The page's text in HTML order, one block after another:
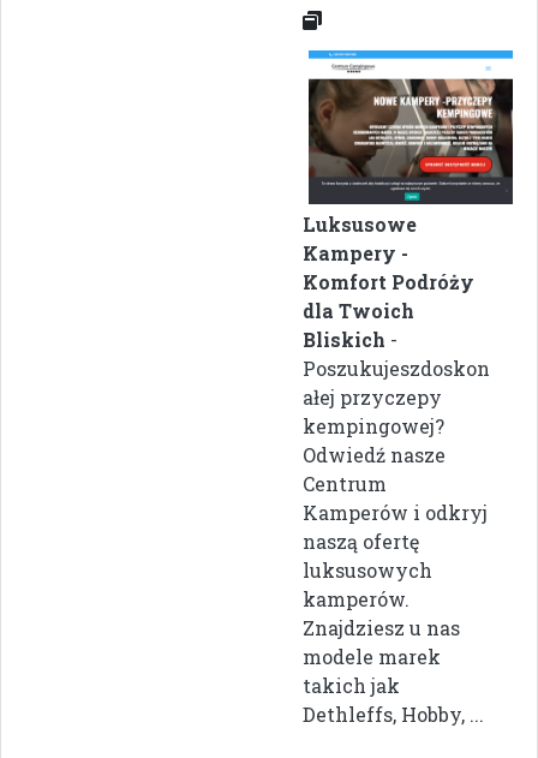
Luksusowe
Kampery -
Komfort Podróży
dla Twoich
Bliskich -
Poszukujeszdoskon
ałej przyczepy
kempingowej?
Odwiedź nasze
Centrum
Kamperów i odkryj
naszą ofertę
luksusowych
kamperów.
Znajdziesz u nas
modele marek
takich jak
Dethleffs, Hobby, ...